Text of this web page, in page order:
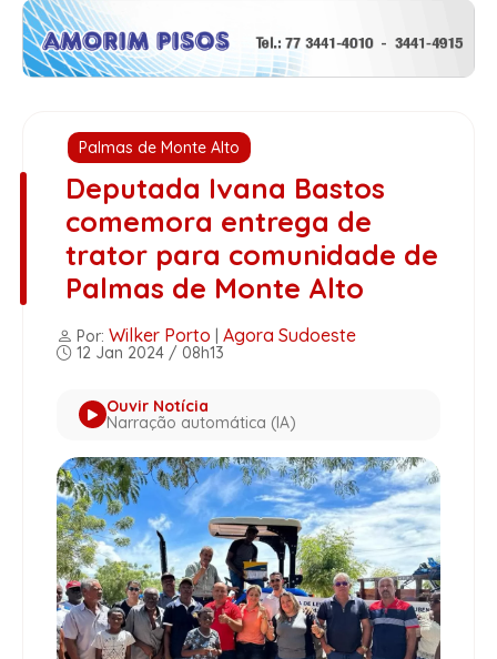
Palmas de Monte Alto
Deputada Ivana Bastos
comemora entrega de
trator para comunidade de
Palmas de Monte Alto
Por: Wilker Porto Agora Sudoeste
12 Jan 2024 / 08h13
Ouvir Notícia
Narração automática (IA)